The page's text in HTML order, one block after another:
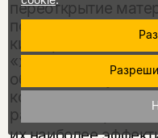
переоткрытие
понятие широко
кинопрессе. В
«хорошая»
обозначала
комбинацию из
работы камеры,